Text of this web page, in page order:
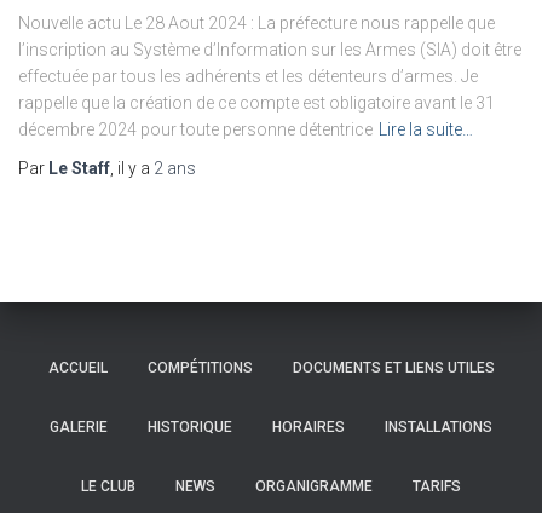
Nouvelle actu Le 28 Aout 2024 : La préfecture nous rappelle que
l’inscription au Système d’Information sur les Armes (SIA) doit être
effectuée par tous les adhérents et les détenteurs d’armes. Je
rappelle que la création de ce compte est obligatoire avant le 31
décembre 2024 pour toute personne détentrice
Lire la suite…
Par Le Staff , il y a 2 ans
ACCUEIL COMPÉTITIONS DOCUMENTS ET LIENS UTILES
GALERIE HISTORIQUE HORAIRES INSTALLATIONS
LE CLUB NEWS ORGANIGRAMME TARIFS